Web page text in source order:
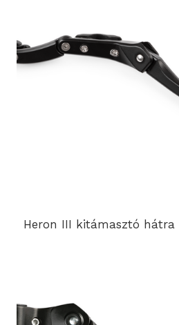
Heron III kitámasztó hátra